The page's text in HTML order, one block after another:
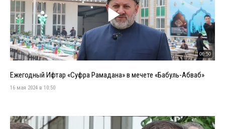
06:50
Ежегодный Ифтар «Суфра Рамадана» в мечете «Бабуль-Абваб»
16 мая 2024 в 10:50